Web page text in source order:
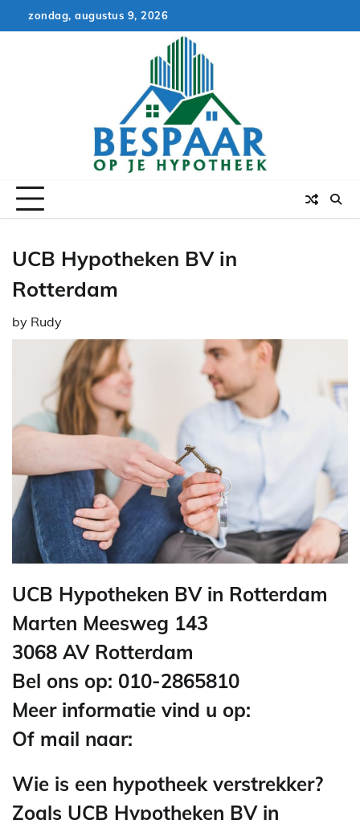
to
zondag, augustus 9, 2026
UCB Hypotheken BV in
Rotterdam
by Rudy
UCB Hypotheken BV in Rotterdam
Marten Meesweg 143
3068 AV Rotterdam
Bel ons op: 010-2865810
Meer informatie vind u op:
Of mail naar:
Wie is een hypotheek verstrekker?
Zoals UCB Hypotheken BV in